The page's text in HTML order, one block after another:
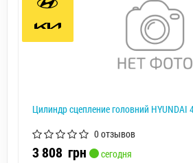
Цилиндр сцепление головний HYUNDAI
0 отзывов
3 808 грн
сегодня